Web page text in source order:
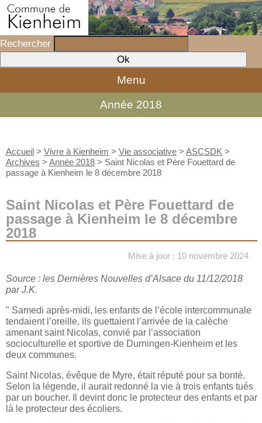
Rechercher
Menu
Année 2018
Accueil > Vivre à Kienheim > Vie associative > ASCSDK >
Archives > Année 2018 > Saint Nicolas et Père Fouettard de
passage à Kienheim le 8 décembre 2018
Saint Nicolas et Père Fouettard de
passage à Kienheim le 8 décembre
2018
Mise à jour : 10 novembre 2024
Source : les Dernières Nouvelles d’Alsace du 11/12/2018
par J.K.
" Samedi après-midi, les enfants de l’école intercommunale
tendaient l’oreille, ils guettaient l’arrivée de la calèche
amenant saint Nicolas, convié par l’association
socioculturelle et sportive de Durningen-Kienheim et les
deux communes.
Saint Nicolas, évêque de Myre, était réputé pour sa bonté.
Selon la légende, il aurait redonné la vie à trois enfants tués
par un boucher. Il devint donc le protecteur des enfants et par
là le protecteur des écoliers.